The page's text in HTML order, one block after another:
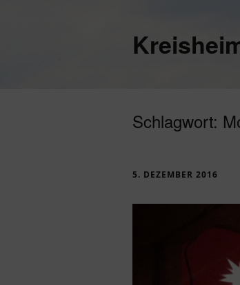
Schlagwort:
5. DEZEMBER 2016